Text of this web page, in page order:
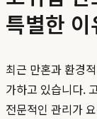
특별한 이
최근 만혼과 환경
가하고 있습니다.
전문적인 관리가